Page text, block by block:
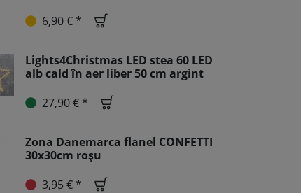
6,90 € *
Lights4Christmas LED stea 60 LED
alb cald în aer liber 50 cm argint
27,90 € *
Zona Danemarca flanel CONFETTI
30x30cm roșu
3,95 € *